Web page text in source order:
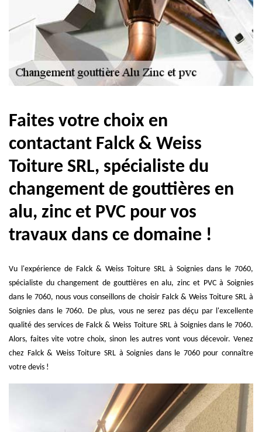
Faites votre choix en
contactant Falck & Weiss
Toiture SRL, spécialiste du
changement de gouttières en
alu, zinc et PVC pour vos
travaux dans ce domaine !
Vu l'expérience de Falck & Weiss Toiture SRL à Soignies dans le 7060,
spécialiste du changement de gouttières en alu, zinc et PVC à Soignies
dans le 7060, nous vous conseillons de choisir Falck & Weiss Toiture SRL à
Soignies dans le 7060. De plus, vous ne serez pas déçu par l'excellente
qualité des services de Falck & Weiss Toiture SRL à Soignies dans le 7060.
Alors, faites vite votre choix, sinon les autres vont vous décevoir. Venez
chez Falck & Weiss Toiture SRL à Soignies dans le 7060 pour connaître
votre devis !